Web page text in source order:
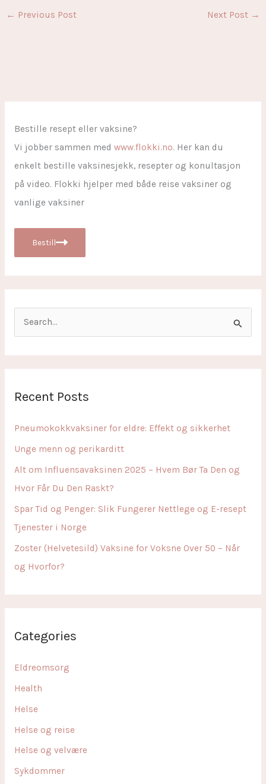
← Previous Post Next Post →
Bestille resept eller vaksine?
Vi jobber sammen med www.flokki.no. Her kan du
enkelt bestille vaksinesjekk, resepter og konultasjon
på video. Flokki hjelper med både reise vaksiner og
vanlige vaksiner
Bestill
e
f
o
Recent Posts
Pneumokokkvaksiner for eldre: Effekt og sikkerhet
Unge menn og perikarditt
Alt om Influensavaksinen 2025 – Hvem Bør Ta Den og
Hvor Får Du Den Raskt?
Spar Tid og Penger: Slik Fungerer Nettlege og E-resept
Tjenester i Norge
Zoster (Helvetesild) Vaksine for Voksne Over 50 – Når
og Hvorfor?
Categories
Eldreomsorg
Health
Helse
Helse og reise
Helse og velvære
Sykdommer